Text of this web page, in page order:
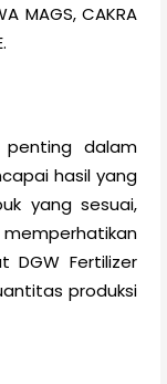
MAGS, CAKRA
dalam
hasil yang
yang sesuai,
DGW Fertilizer
produksi